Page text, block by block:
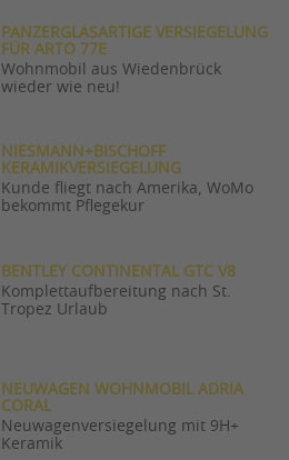
PANZERGLASARTIGE VERSIEGELUNG
FÜR ARTO 77E
Wohnmobil aus Wiedenbrück
wieder wie neu!
NIESMANN+BISCHOFF
KERAMIKVERSIEGELUNG
Kunde fliegt nach Amerika, WoMo
bekommt Pflegekur
BENTLEY CONTINENTAL GTC V8
Komplettaufbereitung nach St.
Tropez Urlaub
NEUWAGEN WOHNMOBIL ADRIA
CORAL
Neuwagenversiegelung mit 9H+
Keramik